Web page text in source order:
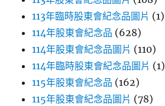
113年臨時股東會紀念品圖片 (1)
114年股東會紀念品 (628)
114年股東會紀念品圖片 (110)
114年臨時股東會紀念品圖片 (1)
115年股東會紀念品 (162)
115年股東會紀念品圖片 (78)